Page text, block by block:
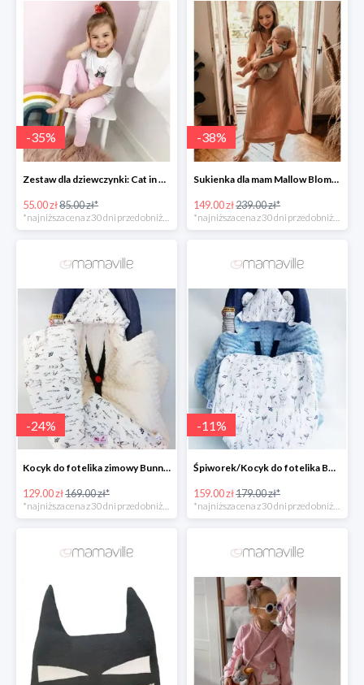
-35%
Zestaw dla dziewczynki: Cat in Pocket Fluffy -35%
55.00 zł85.00 zł*
*najniższa cena z 30 dni przed obniżką
-38%
Sukienka dla mam Mallow Bloms -37%
149.00 zł239.00 zł*
*najniższa cena z 30 dni przed obniżką
-24%
Kocyk do fotelika zimowy Bunnies Mi Bebe -23%
129.00 zł169.00 zł*
-11%
Śpiworek/Kocyk do fotelika BAMBUSOWY Bunnies -11%
159.00 zł179.00 zł*